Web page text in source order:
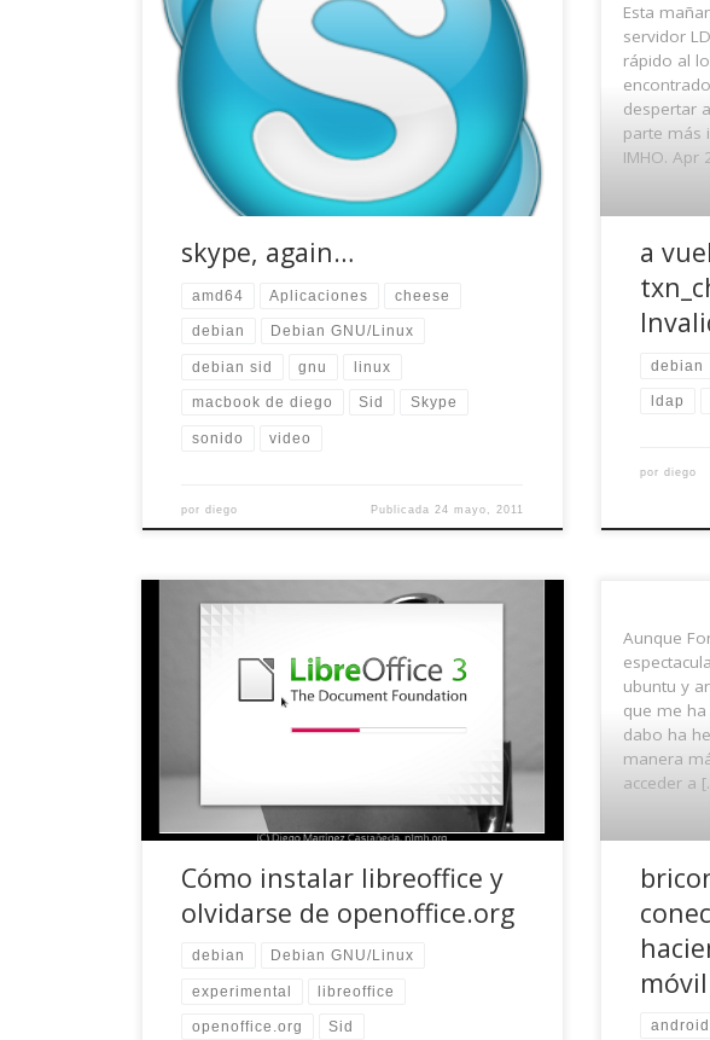
Últimamente he andado liado, tratando de
terminar un par de proyectos que tenía y apenas
he podido dedicarme a jugar con mis
ordenadores. No es ninguna excusa,
simplemente no quería tocar nada, trataba de
no dar ningún paso en falso para no tener que
volver atrás a toda prisa. Debe […]
skype, again…
amd64 Aplicaciones cheese
debian Debian GNU/Linux
debian sid gnu linux
macbook de diego Sid Skype
sonido video
pordiego Publicada 24 mayo, 2011
Esta
servidor
rápido al
despertar
parte más
IMHO. Apr
a
debian
ldap
pordiego
Soy muy dado a desinstalar programas o
pensamientos, me hayan ofendido en una u
otra manera. Así pasó cuando se anunció el
cierre de del.icio.us, para descubrir dos días
precio de venta con buenas críticas y mensajes
Cómo instalar libreoffice y
olvidarse de openoffice.org
debian Debian GNU/Linux
experimental libreoffice
openoffice.org Sid
Aunque
ubuntu y
que me
dabo ha
manera
acceder a
android